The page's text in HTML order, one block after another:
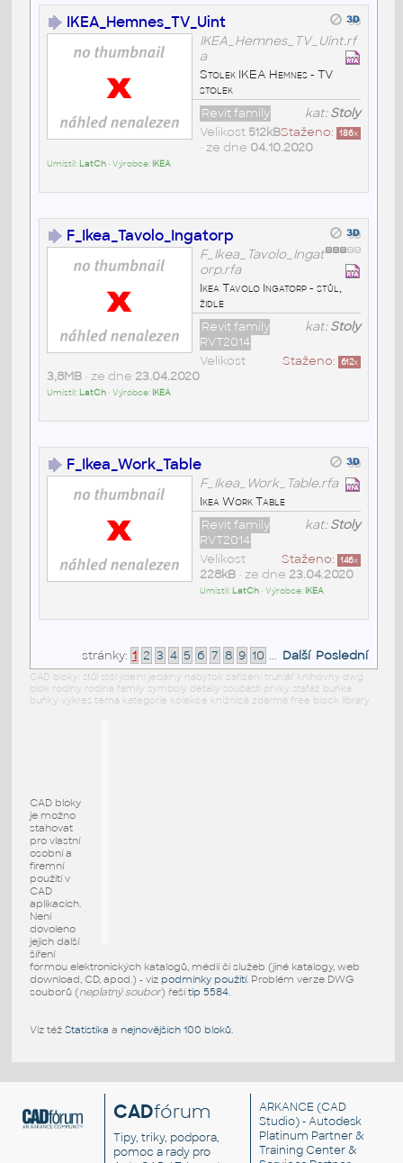
IKEA_Hemnes_TV_Uint
IKEA_Hemnes_TV_Uint.rf
a
Stolek IKEA Hemnes - TV
stolek
kat:Stoly
Revit family
Staženo: 186x
Velikost 512kB
• ze dne 04.10.2020
Umístil: LatCh• Výrobce: IKEA
F_Ikea_Tavolo_Ingatorp
F_Ikea_Tavolo_Ingat
orp.rfa
Ikea Tavolo Ingatorp - stůl,
židle
kat:Stoly
Revit family
RVT2014
Staženo: 612x
Velikost
3,8MB• ze dne 23.04.2020
Umístil: LatCh• Výrobce: IKEA
F_Ikea_Work_Table
F_Ikea_Work_Table.rfa
Ikea Work Table
kat:Stoly
Revit family
RVT2014
Staženo: 146x
Velikost
228kB• ze dne 23.04.2020
Umístil: LatCh• Výrobce: IKEA
stránky: 1 2 3 4 5 6 7 8 9 10 ... Další Poslední
CAD bloky: stůl stôl jídelní jedálny nábytok zařízení truhlář knihovny dwg
blok rodiny rodina family symboly detaily součásti prvky stafáž buňka
buňky výkres téma kategorie kolekce knižnica zdarma free block library
CAD bloky
je možno
stahovat
pro vlastní
osobní a
firemní
použití v
CAD
aplikacích.
Není
dovoleno
jejich další
šíření
formou elektronických katalogů, médií či služeb (jiné katalogy, web
download, CD, apod.) - viz podmínky použití. Problém verze DWG
souborů (neplatný soubor) řešítip 5584.
Viz též Statistika a nejnovějších 100 bloků.
CADfórum
Tipy, triky, podpora,
pomoc a rady pro
ARKANCE (CAD
Studio) - Autodesk
Platinum Partner &
Training Center &